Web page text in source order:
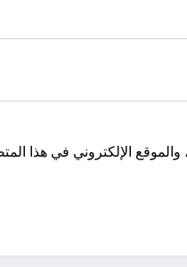
الإلكتروني في هذا